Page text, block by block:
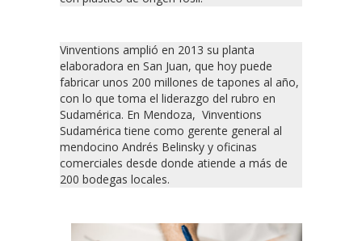
Vinventions amplió en 2013 su planta
elaboradora en San Juan, que hoy puede
fabricar unos 200 millones de tapones al año,
con lo que toma el liderazgo del rubro en
Sudamérica. En Mendoza, Vinventions
Sudamérica tiene como gerente general al
mendocino Andrés Belinsky y oficinas
comerciales desde donde atiende a más de
200 bodegas locales.